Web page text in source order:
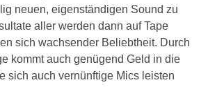
neuen, eigenständigen Sound zu
aller werden dann auf Tape
sich wachsender Beliebtheit. Durch
kommt auch genügend Geld in die
sich auch vernünftige Mics leisten